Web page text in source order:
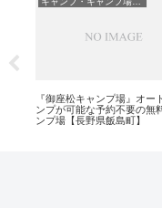
『御座松キャンプ場』オー
ンプが可能な予約不要の無
ンプ場【長野県飯島町】